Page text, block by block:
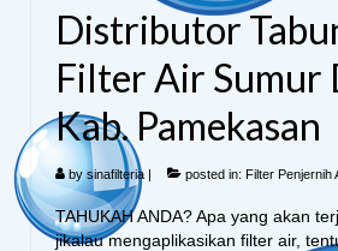
Distributor
Filter Air Sumur
Kab. Pamekasan
bysinafilteria | posted in: Filter Penjernih
TAHUKAH ANDA? Apa yang akan
jikalau mengaplikasikan filter air,